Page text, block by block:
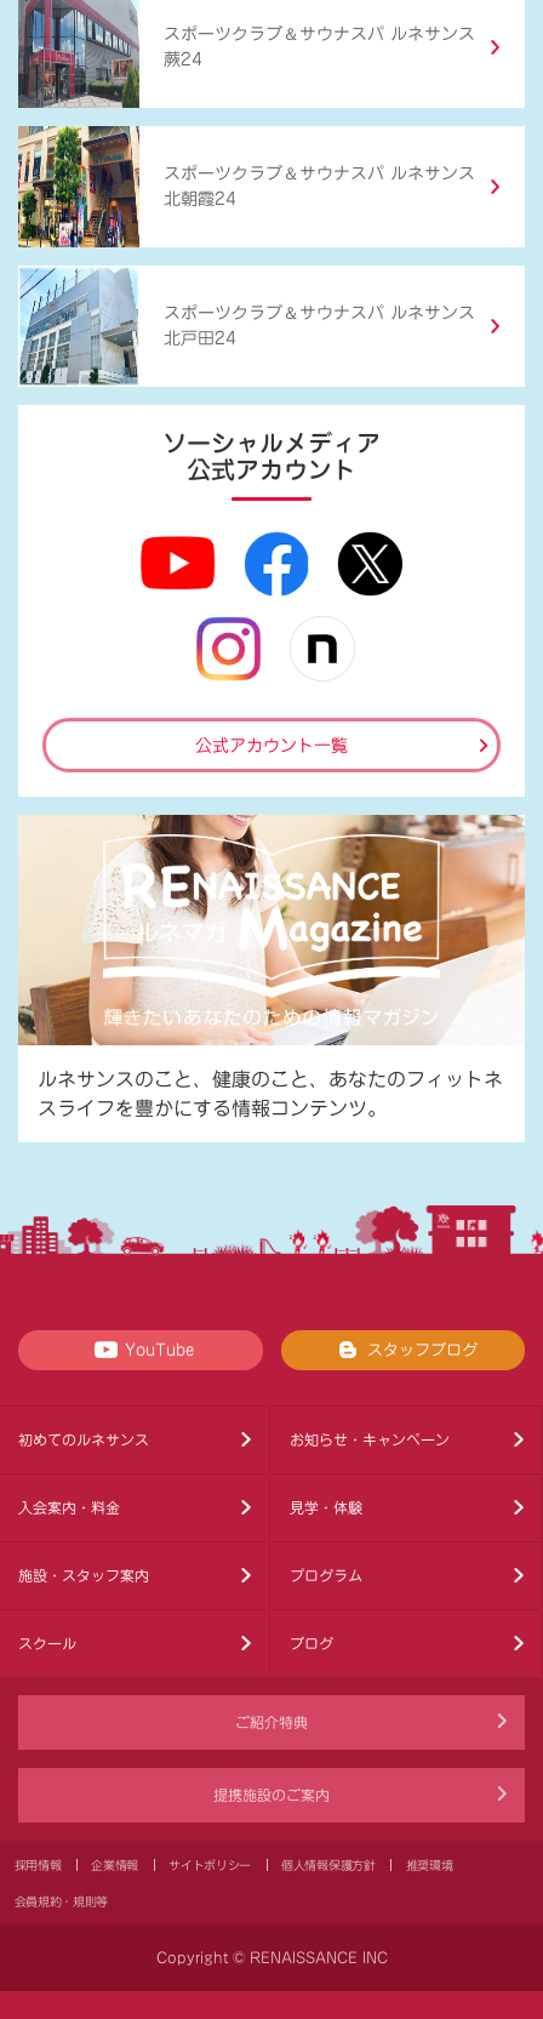
スポーツクラブ ＆ サウナスパ ルネサンス
蕨24
スポーツクラブ ＆ サウナスパ ルネサンス
北朝霞24
スポーツクラブ ＆ サウナスパ ルネサンス
北戸田24
ソーシャルメディア
公式アカウント
公式アカウント一覧
ルネサンスのこと、健康のこと、あなたのフィットネ
スライフを豊かにする情報コンテンツ。
YouTube スタッフブログ
初めてのルネサンス お知らせ・キャンペーン
入会案内・料金 見学・体験
施設・スタッフ案内 プログラム
スクール ブログ
ご紹介特典
提携施設のご案内
採用情報 企業情報 サイトポリシー 個人情報保護方針 推奨環境
会員規約・規則等
Copyright © RENAISSANCE INC